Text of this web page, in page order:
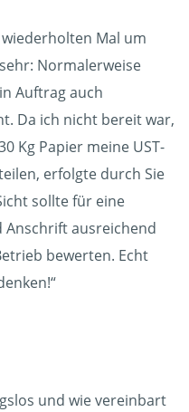
wiederholten Mal um
Normalerweise
Auftrag auch
Da ich nicht bereit war,
Kg Papier meine UST-
erfolgte durch Sie
sollte für eine
Anschrift ausreichend
bewerten. Echt
und wie vereinbart